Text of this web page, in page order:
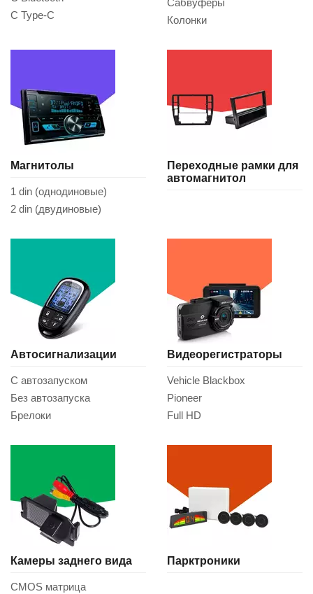
С Type-C
Сабвуферы
Колонки
Магнитолы
1 din (однодиновые)
2 din (двудиновые)
Переходные рамки для
автомагнитол
Автосигнализации
С автозапуском
Без автозапуска
Брелоки
Видеорегистраторы
Vehicle Blackbox
Pioneer
Full HD
Камеры заднего вида
CMOS матрица
Парктроники